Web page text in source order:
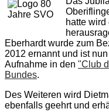
hatte
Eberhardt wurde zum
2012 ernannt und ist
Aufnahme in den "Club
Bundes.
Des Weiteren wird
ebenfalls geehrt und